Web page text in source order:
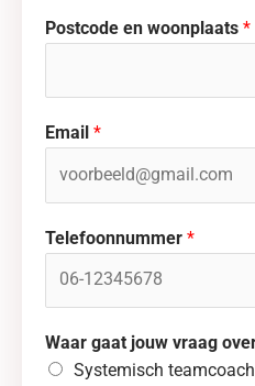
a
m
Postcode en woonplaats *
Email *
Telefoonnummer *
Waar gaat jouw vraag
Systemisch